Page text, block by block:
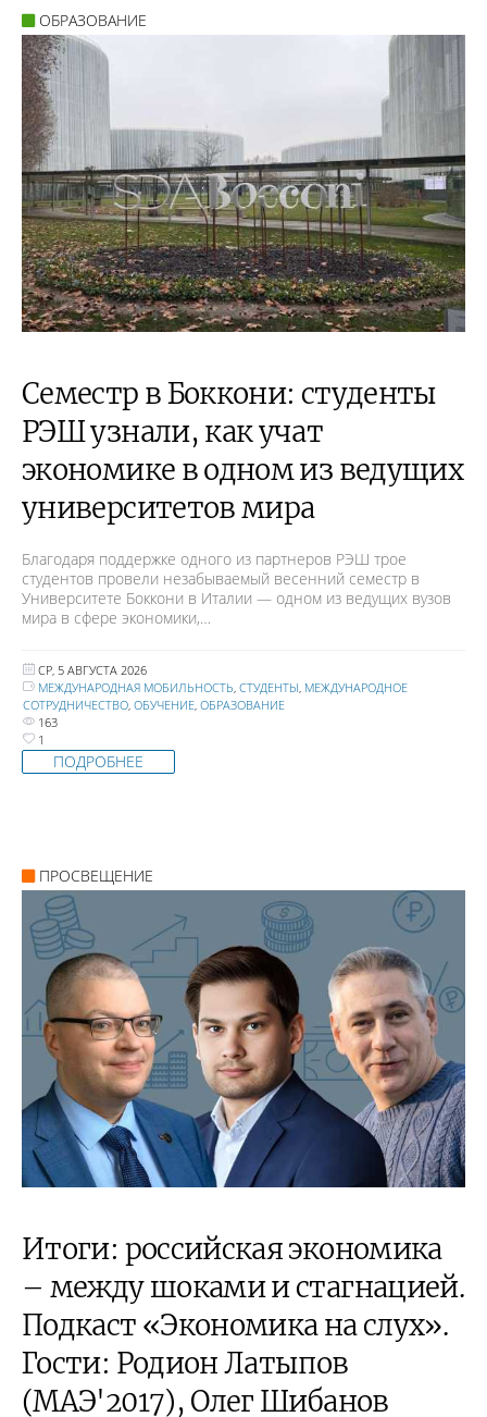
ОБРАЗОВАНИЕ
Семестр в Боккони: студенты
РЭШ узнали, как учат
экономике в одном из ведущих
университетов мира
Благодаря поддержке одного из партнеров РЭШ трое
студентов провели незабываемый весенний семестр в
Университете Боккони в Италии — одном из ведущих вузов
мира в сфере экономики,…
СР, 5 АВГУСТА 2026
МЕЖДУНАРОДНАЯ МОБИЛЬНОСТЬ, СТУДЕНТЫ, МЕЖДУНАРОДНОЕ
СОТРУДНИЧЕСТВО, ОБУЧЕНИЕ, ОБРАЗОВАНИЕ
163
1
ПОДРОБНЕЕ
ПРОСВЕЩЕНИЕ
Итоги: российская экономика
– между шоками и стагнацией.
Подкаст «Экономика на слух».
Гости: Родион Латыпов
(МАЭ'2017), Олег Шибанов